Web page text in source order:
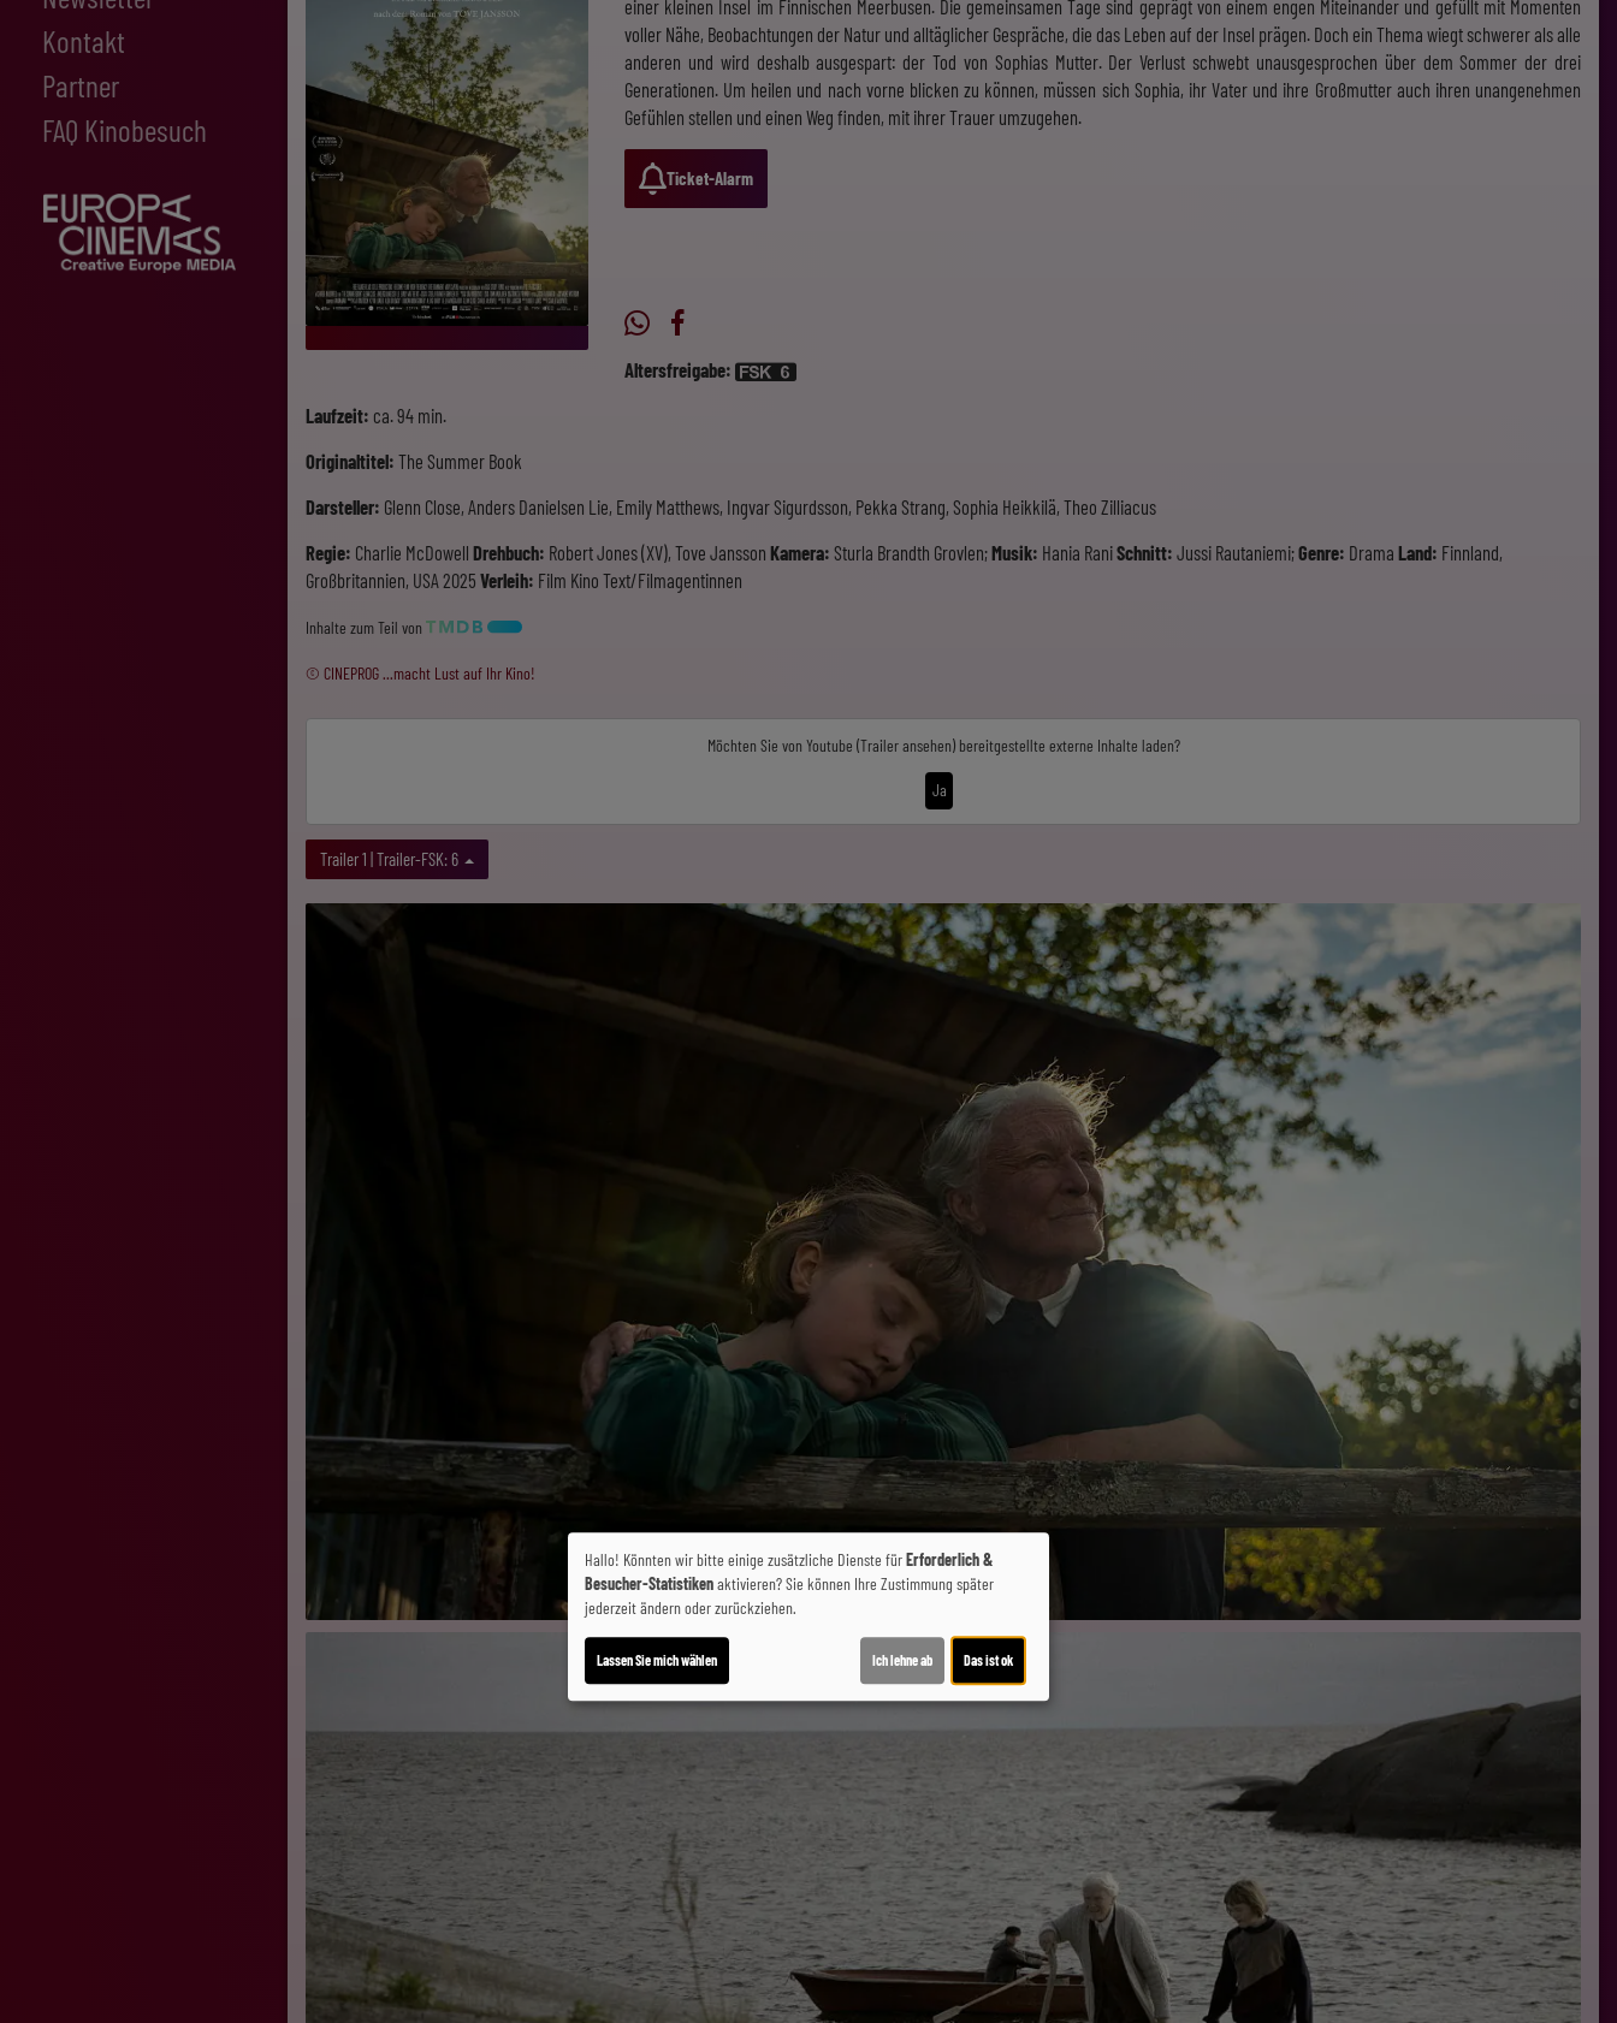
Kontakt
Partner
FAQ Kinobesuch
einer kleinen Insel im Finnischen Meerbusen. Die gemeinsamen Tage sind geprägt von einem engen Miteinander und gefüllt mit Momenten
voller Nähe, Beobachtungen der Natur und alltäglicher Gespräche, die das Leben auf der Insel prägen. Doch ein Thema wiegt schwerer als alle
anderen und wird deshalb ausgespart: der Tod von Sophias Mutter. Der Verlust schwebt unausgesprochen über dem Sommer der drei
Generationen. Um heilen und nach vorne blicken zu können, müssen sich Sophia, ihr Vater und ihre Großmutter auch ihren unangenehmen
Gefühlen stellen und einen Weg finden, mit ihrer Trauer umzugehen.
Ticket-Alarm
Altersfreigabe:
Laufzeit: ca. 94 min.
Originaltitel: The Summer Book
Darsteller: Glenn Close, Anders Danielsen Lie, Emily Matthews, Ingvar Sigurdsson, Pekka Strang, Sophia Heikkilä, Theo Zilliacus
Regie: Charlie McDowell Drehbuch: Robert Jones (XV), Tove Jansson Kamera: Sturla Brandth Grovlen;Musik: Hania RaniSchnitt: Jussi Rautaniemi;Genre: Drama Land: Finnland,
Großbritannien, USA 2025 Verleih: Film Kino Text/Filmagentinnen
Inhalte zum Teil von
© CINEPROG ...macht Lust auf Ihr Kino!
Möchten Sie von Youtube (Trailer ansehen)bereitgestellte externe Inhalte laden?
Ja
Trailer 1 | Trailer-FSK: 6
Hallo! Könnten wir bitte einige zusätzliche Dienste fürErforderlich &
Besucher-Statistikenaktivieren? Sie können Ihre Zustimmung später
jederzeit ändern oder zurückziehen.
Lassen Sie mich wählen Ich lehne ab Das ist ok